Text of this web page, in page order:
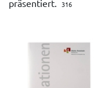
präsentiert. 316